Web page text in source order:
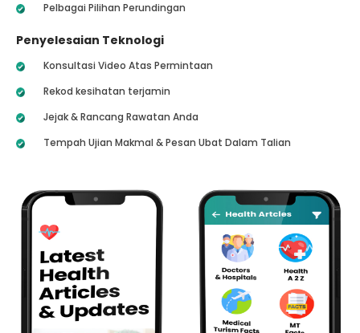
Pelbagai Pilihan Perundingan
Penyelesaian Teknologi
Konsultasi Video Atas Permintaan
Rekod kesihatan terjamin
Jejak & Rancang Rawatan Anda
Tempah Ujian Makmal & Pesan Ubat Dalam Talian